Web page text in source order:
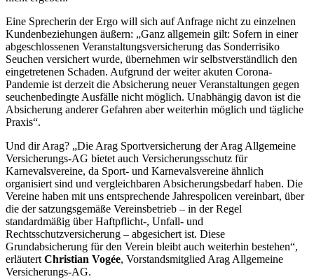
Eine Sprecherin der Ergo will sich auf Anfrage nicht zu einzelnen
Kundenbeziehungen äußern: „Ganz allgemein gilt: Sofern in einer
abgeschlossenen Veranstaltungsversicherung das Sonderrisiko
Seuchen versichert wurde, übernehmen wir selbstverständlich den
eingetretenen Schaden. Aufgrund der weiter akuten Corona-
Pandemie ist derzeit die Absicherung neuer Veranstaltungen gegen
seuchenbedingte Ausfälle nicht möglich. Unabhängig davon ist die
Absicherung anderer Gefahren aber weiterhin möglich und tägliche
Praxis“.
Und dir Arag? „Die Arag Sportversicherung der Arag Allgemeine
Versicherungs-AG bietet auch Versicherungsschutz für
Karnevalsvereine, da Sport- und Karnevalsvereine ähnlich
organisiert sind und vergleichbaren Absicherungsbedarf haben. Die
Vereine haben mit uns entsprechende Jahrespolicen vereinbart, über
die der satzungsgemäße Vereinsbetrieb – in der Regel
standardmäßig über Haftpflicht-, Unfall- und
Rechtsschutzversicherung – abgesichert ist. Diese
Grundabsicherung für den Verein bleibt auch weiterhin bestehen“,
erläutertChristian Vogée, Vorstandsmitglied Arag Allgemeine
Versicherungs-AG.